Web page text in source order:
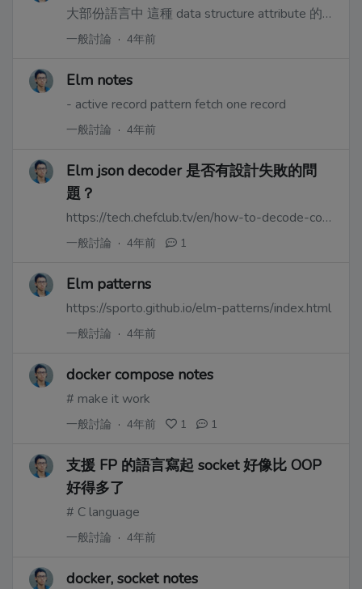
大部份語言中 這種 data structure attribute 的順序沒有意義
一般討論 · 4年前
Elm notes
- active record pattern fetch one record
一般討論 · 4年前
Elm json decoder 是否有設計失敗的問
題？
https://tech.chefclub.tv/en/how-to-decode-complex-json-with-elm
一般討論 · 4年前 1
Elm patterns
https://sporto.github.io/elm-patterns/index.html
一般討論 · 4年前
docker compose notes
# make it work
一般討論 · 4年前 1 1
支援 FP 的語言寫起 socket 好像比 OOP
好得多了
# C language
一般討論 · 4年前
docker, socket notes